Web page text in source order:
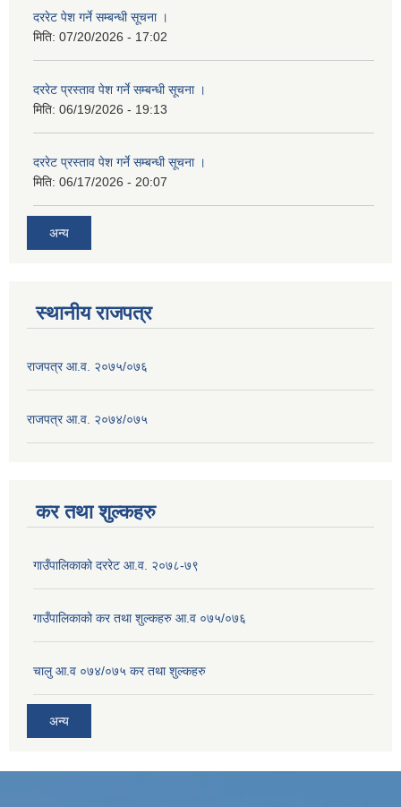
दररेट पेश गर्ने सम्बन्धी सूचना ।
मिति: 07/20/2026 - 17:02
दररेट प्रस्ताव पेश गर्ने सम्बन्धी सूचना ।
मिति: 06/19/2026 - 19:13
दररेट प्रस्ताव पेश गर्ने सम्बन्धी सूचना ।
मिति: 06/17/2026 - 20:07
अन्य
स्थानीय राजपत्र
राजपत्र आ.व. २०७५/०७६
राजपत्र आ.व. २०७४/०७५
कर तथा शुल्कहरु
गाउँपालिकाको दररेट आ.व. २०७८-७९
गाउँपालिकाको कर तथा शुल्कहरु आ.व ०७५/०७६
चालु आ.व ०७४/०७५ कर तथा शुल्कहरु
अन्य